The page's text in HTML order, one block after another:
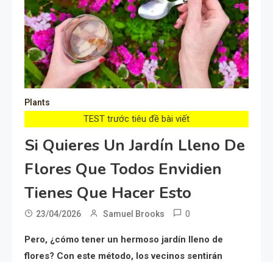
Plants
TEST trước tiêu đề bài viết
Si Quieres Un Jardín Lleno De
Flores Que Todos Envidien
Tienes Que Hacer Esto
23/04/2026 Samuel Brooks 0
Pero, ¿cómo tener un hermoso jardín lleno de
flores? Con este método, los vecinos sentirán